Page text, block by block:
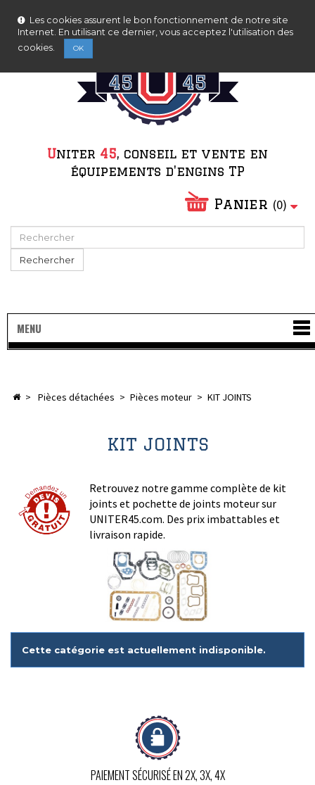
Uniter 45, conseil et vente en
équipements d'engins TP
Panier (0)
Rechercher
MENU
Les cookies assurent le bon fonctionnement de notre site
Internet. En utilisant ce dernier, vous acceptez l'utilisation des
cookies.
OK
> pièces détachées > pièces moteur > KIT JOINTS
KIT JOINTS
Retrouvez notre gamme complète de kit
joints et pochette de joints moteur sur
UNITER45.com. Des prix imbattables et
livraison rapide.
Cette catégorie est actuellement indisponible.
PAIEMENT SÉCURISÉ EN 2X, 3X, 4X
au 23/08/2026.
Ne plus afficher ce message